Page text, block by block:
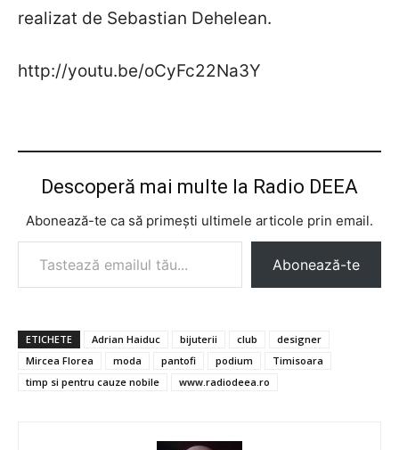
realizat de Sebastian Dehelean.
http://youtu.be/oCyFc22Na3Y
Descoperă mai multe la Radio DEEA
Abonează-te ca să primești ultimele articole prin email.
Tastează emailul tău...
Abonează-te
ETICHETE Adrian Haiduc bijuterii club
designer
Mircea Florea
moda pantofi podium
Timisoara
timp si pentru cauze nobile
www.radiodeea.ro